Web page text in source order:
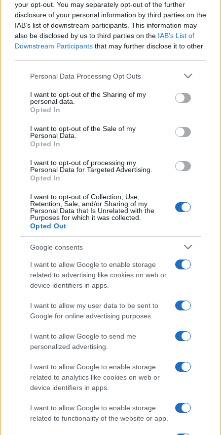
your opt-out. You may separately opt-out of the further
disclosure of your personal information by third parties on the
IAB’s list of downstream participants. This information may
also be disclosed by us to third parties on the IAB’s List of
Downstream Participants that may further disclose it to other
Please note that this website/app uses one or more Google
not limited to your visit or usage behaviour. You may click to
grant or deny consent to Google and its third-party tags to
use your data for below specified purposes in below Google
consent section.
Personal Data Processing Opt Outs
I want to opt-out of the Sharing of my
personal data.
Opted In
I want to opt-out of the Sale of my
Personal Data.
Opted In
I want to opt-out of processing my
Personal Data for Targeted Advertising.
Opted In
I want to opt-out of Collection, Use,
Retention, Sale, and/or Sharing of my
Personal Data that Is Unrelated with the
Purposes for which it was collected.
Opted Out
Google consents
I want to allow Google to enable storage
related to advertising like cookies on web or
device identifiers in apps.
I want to allow my user data to be sent to
Google for online advertising purposes.
I want to allow Google to send me
personalized advertising.
I want to allow Google to enable storage
related to analytics like cookies on web or
device identifiers in apps.
I want to allow Google to enable storage
related to functionality of the website or app.
corde più profonde del cuore umano è ciò che la
rende una delle artiste più importanti della sua
generazione. Continueremo a cantare le sue
canzoni, trovando conforto e connessione in ogni
nota, proprio come abbiamo fatto durante la nostra
giovinezza. E tu, quale canzone di Olivia senti più
AUTORE
Staff
OFFERTE&CONSIGLI